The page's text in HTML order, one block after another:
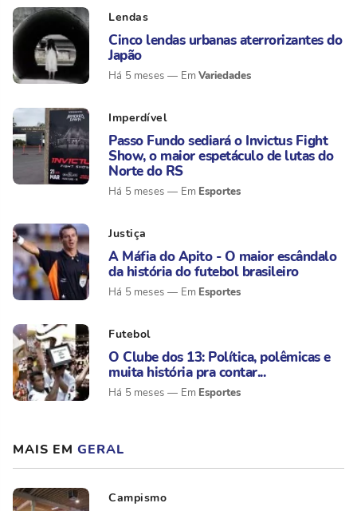
Lendas
Cinco lendas urbanas aterrorizantes do
Japão
Há 5 meses Variedades
Imperdível
Passo Fundo sediará o Invictus Fight
Show, o maior espetáculo de lutas do
Norte do RS
Há 5 meses Esportes
Justiça
A Máfia do Apito - O maior escândalo
da história do futebol brasileiro
Há 5 meses Esportes
Futebol
O Clube dos 13: Política, polêmicas e
muita história pra contar...
Há 5 meses Esportes
MAIS EM GERAL
Campismo